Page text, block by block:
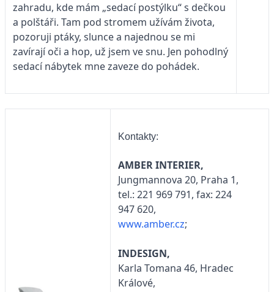
zahradu, kde mám „sedací postýlku“ s dečkou
a polštáři. Tam pod stromem užívám života,
pozoruji ptáky, slunce a najednou se mi
zavírají oči a hop, už jsem ve snu. Jen pohodlný
sedací nábytek mne zaveze do pohádek.
Kontakty:
AMBER INTERIER,
Jungmannova 20, Praha 1,
tel.: 221 969 791, fax: 224
947 620,
www.amber.cz;
INDESIGN,
Karla Tomana 46, Hradec
Králové,